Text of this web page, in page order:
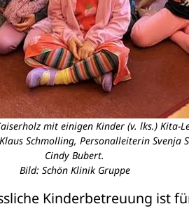
mit einigen Kinder (v. lks.) Kita-
Schmolling, Personalleiterin
Cindy Bubert.
Bild: Schön Klinik Gruppe
Kinderbetreuung ist